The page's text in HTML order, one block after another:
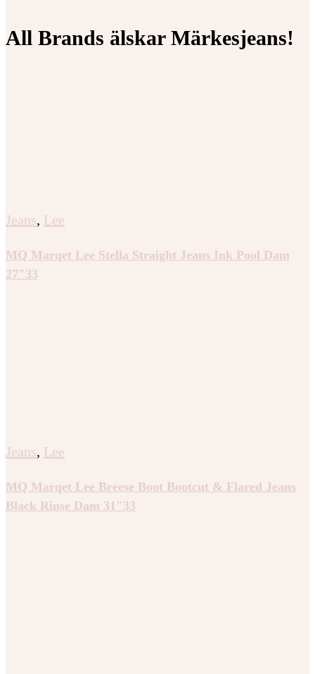
All Brands älskar Märkesjeans!
Jeans, Lee
MQ Marqet Lee Stella Straight Jeans Ink Pool Dam
27″33
Jeans, Lee
MQ Marqet Lee Breese Boot Bootcut & Flared Jeans
Black Rinse Dam 31″33